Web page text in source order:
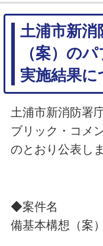
土浦市新消
（案）の
実施結果に
土浦市新消防署
ブリック・コメ
のとおり公表しま
◆案件名 土
備基本構想（案）